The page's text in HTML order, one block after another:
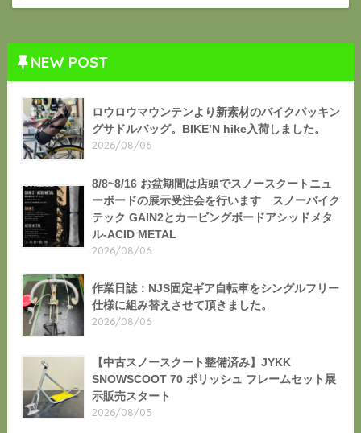
NEW POST
ロウロウマウンテンより新素材のバイクパッキン
グサドルバッグ。BIKE’N hike入荷しました。
2026/08/06
8/8~8/16 お盆期間は店頭でスノースクートニュ
ーボードの展示受注会を行います スノーバイク
テック GAIN2とカービングボードアシッドメタ
ル-ACID METAL
2026/08/06
作業日誌：NJS固定ギア自転車をシングルフリー
仕様に組み替えさせて頂きました。
2026/08/06
【中古スノースクート整備済み】JYKK
SNOWSCOOT 70 ポリッシュ フレームセット展
示販売スタート
2026/08/05